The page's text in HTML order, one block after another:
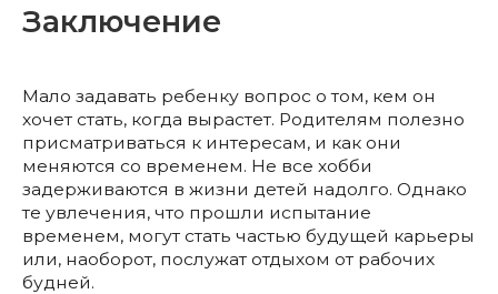
Заключение
Мало задавать ребенку вопрос о том, кем он
хочет стать, когда вырастет. Родителям полезно
присматриваться к интересам, и как они
меняются со временем. Не все хобби
задерживаются в жизни детей надолго. Однако
те увлечения, что прошли испытание
временем, могут стать частью будущей карьеры
или, наоборот, послужат отдыхом от рабочих
будней.